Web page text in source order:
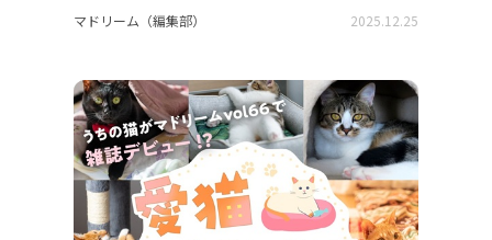
マドリーム（編集部） 2025.12.25